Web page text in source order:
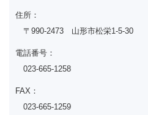
住所：
〒990-2473 山形市松栄1-5-30
電話番号：
023-665-1258
FAX：
023-665-1259